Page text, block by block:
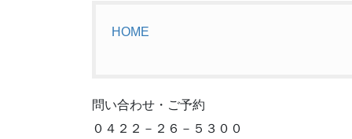
HOME
問い合わせ・ご予約
０４２２－２６－５３００